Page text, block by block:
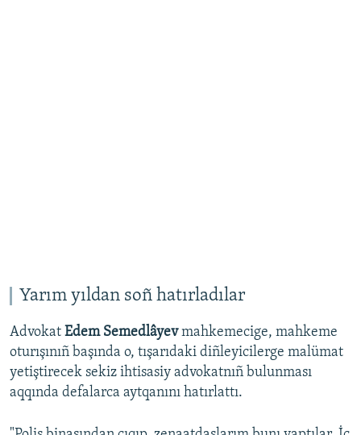
Yarım yıldan soñ hatırladılar
Advokat Edem Semedlâyevmahkemecige, mahkeme
oturışınıñ başında o, tışarıdaki diñleyicilerge malümat
yetiştirecek sekiz ihtisasiy advokatnıñ bulunması
aqqında defalarca aytqanını hatırlattı.